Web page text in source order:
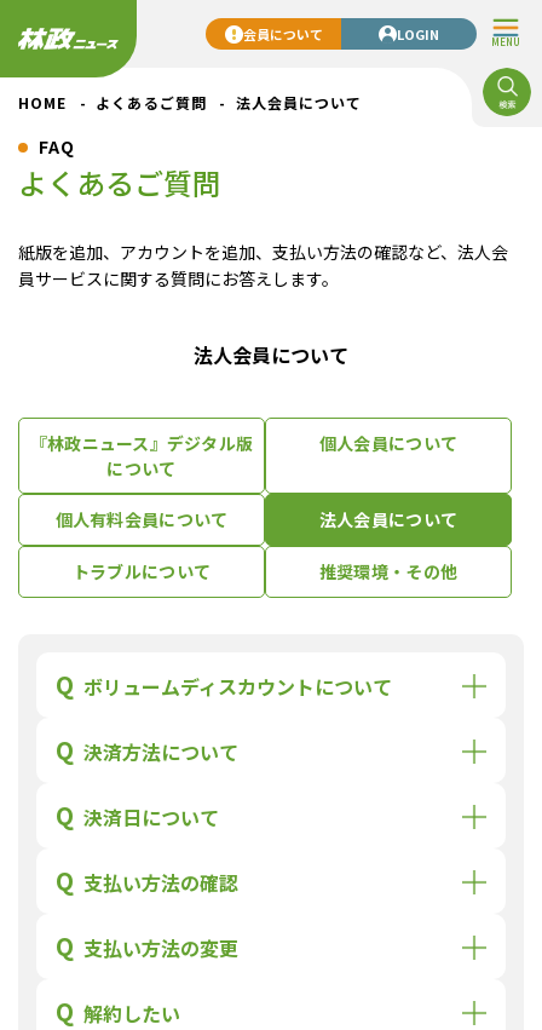
MENU
会員について LOGIN
HOME よくあるご質問 法人会員について
FAQ
よくあるご質問
紙版を追加、アカウントを追加、支払い方法の確認など、法人会
員サービスに関する質問にお答えします。
法人会員について
『林政ニュース』デジタル版
について
個人会員について
個人有料会員について 法人会員について
トラブルについて 推奨環境・その他
Q ボリュームディスカウントについて
Q 決済方法について
Q 決済日について
Q 支払い方法の確認
Q 支払い方法の変更
Q 解約したい